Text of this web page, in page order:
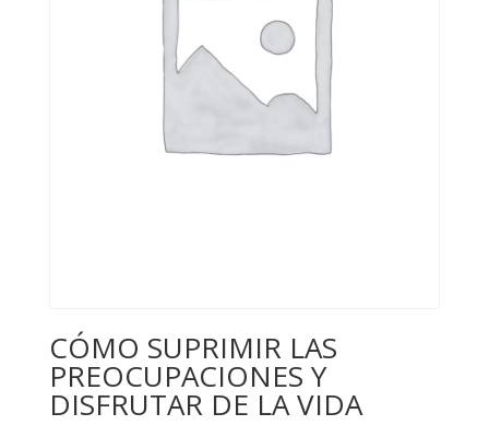
CÓMO SUPRIMIR LAS
PREOCUPACIONES Y
DISFRUTAR DE LA VIDA